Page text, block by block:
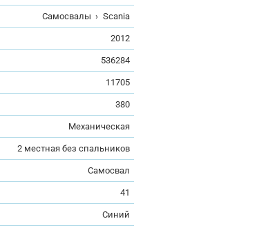
Самосвалы › Scania
2012
536284
11705
380
Механическая
2 местная без спальников
Самосвал
41
Синий